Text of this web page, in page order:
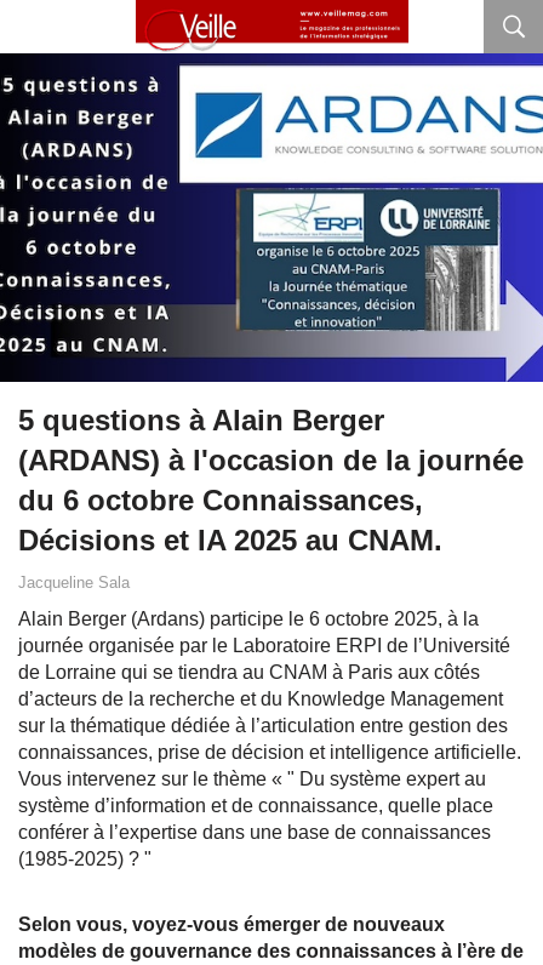
5 questions à Alain Berger
(ARDANS) à l'occasion de la journée
du 6 octobre Connaissances,
Décisions et IA 2025 au CNAM.
Jacqueline Sala
Alain Berger (Ardans) participe le 6 octobre 2025, à la
journée organisée par le Laboratoire ERPI de l’Université
de Lorraine qui se tiendra au CNAM à Paris aux côtés
d’acteurs de la recherche et du Knowledge Management
sur la thématique dédiée à l’articulation entre gestion des
connaissances, prise de décision et intelligence artificielle.
Vous intervenez sur le thème « " Du système expert au
système d’information et de connaissance, quelle place
conférer à l’expertise dans une base de connaissances
(1985-2025) ? "
Selon vous, voyez-vous émerger de nouveaux
modèles de gouvernance des connaissances à l’ère de